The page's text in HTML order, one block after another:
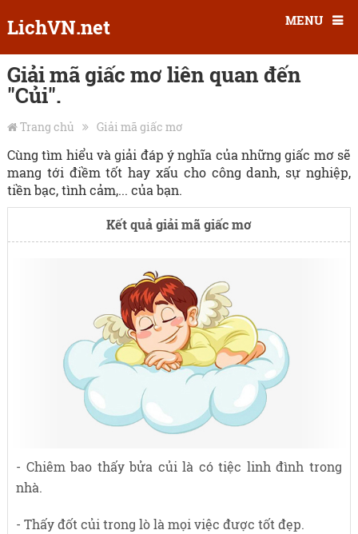
LichVN.net MENU
Giải mã giấc mơ liên quan đến
"Củi".
Trang chủ Giải mã giấc mơ
Cùng tìm hiểu và giải đáp ý nghĩa của những giấc mơ sẽ
mang tới điềm tốt hay xấu cho công danh, sự nghiệp,
tiền bạc, tình cảm,... của bạn.
Kết quả giải mã giấc mơ
- Chiêm bao thấy bửa củi là có tiệc linh đình trong
nhà.
- Thấy đốt củi trong lò là mọi việc được tốt đẹp.